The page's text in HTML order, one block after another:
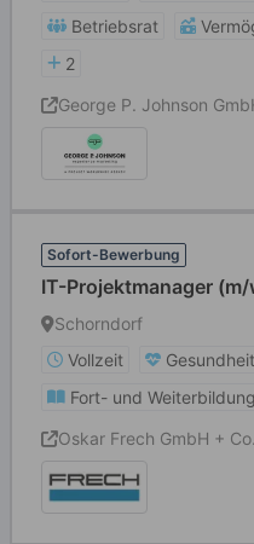
Betriebsrat
2
George P. Johnson
Sofort-Bewerbung
IT-Projektmanager
Schorndorf
Vollzeit
Fort- und Weiterbildung
Oskar Frech GmbH +